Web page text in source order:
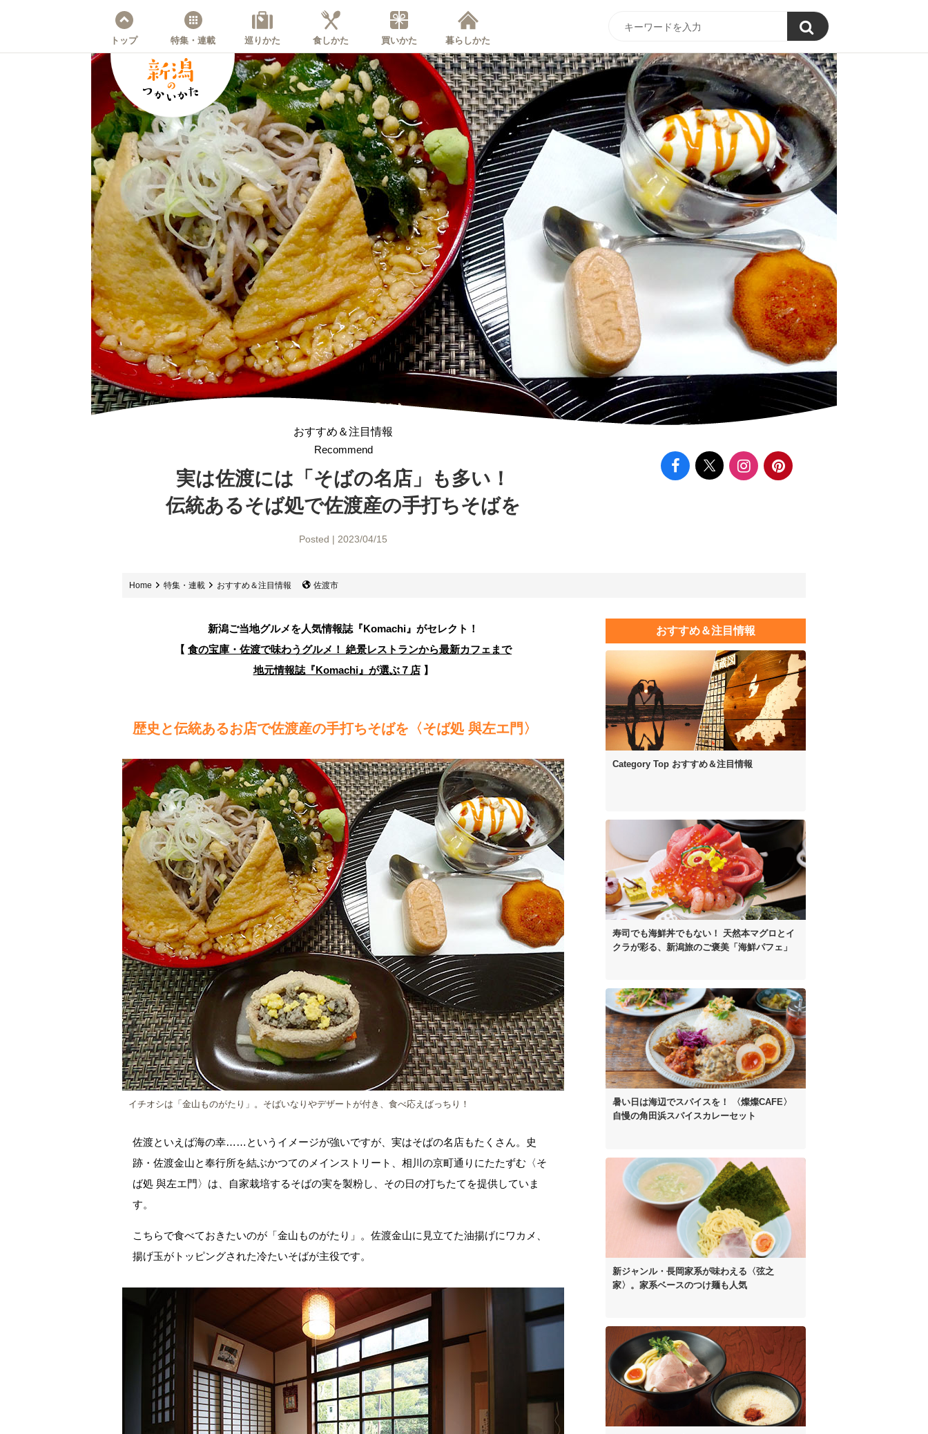
トップ 特集・連載 巡りかた 食しかた 買いかた 暮らしかた
おすすめ＆注目情報
Recommend
実は佐渡には「そばの名店」も多い！
伝統あるそば処で佐渡産の手打ちそばを
Posted | 2023/04/15
Home 特集・連載 おすすめ＆注目情報 佐渡市
新潟ご当地グルメを人気情報誌 『Komachi』がセレクト！
【 食の宝庫・佐渡で味わうグルメ！ 絶景レストランから最新カフェまで
地元情報誌『Komachi』が選ぶ７店】
歴史と伝統あるお店で佐渡産の手打ちそばを〈そば処 與左エ門〉
イチオシは「金山ものがたり」。そばいなりやデザートが付き、食べ応えばっちり！
佐渡といえば海の幸……というイメージが強いですが、実はそばの名店もたくさん。史
跡・佐渡金山と奉行所を結ぶかつてのメインストリート、相川の京町通りにたたずむ〈そ
ば処 與左エ門〉は、自家栽培するそばの実を製粉し、その日の打ちたてを提供していま
す。
こちらで食べておきたいのが「金山ものがたり」。佐渡金山に見立てた油揚げにワカメ、
揚げ玉がトッピングされた冷たいそばが主役です。
おすすめ＆注目情報
Category Top おすすめ＆注目情報
寿司でも海鮮丼でもない！ 天然本マグロとイ
クラが彩る、 新潟旅のご褒美「海鮮パフェ」
暑い日は海辺でスパイスを！
〈燦燦CAFE〉
自慢の角田浜スパイスカレーセット
新ジャンル・長岡家系が味わえる〈弦之
家〉。 家系ベースのつけ麺も人気